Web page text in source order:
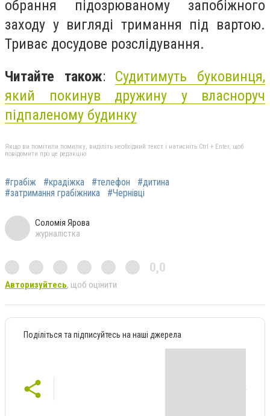
обрання підозрюваному запобіжного
заходу у вигляді тримання під вартою.
Триває досудове розслідування.
Читайте також: Судитимуть буковинця,
який покинув дружину у власноруч
підпаленому будинку
Якщо ви помітили помилку, виділіть необхідний текст і натисніть Ctrl + Enter, щоб
повідомити про це редакцію
#грабіж #крадіжка #телефон
#дитина
#затримання грабіжника
#Чернівці
Соломія Ярова
журналістка
0,0
Авторизуйтесь, щоб оцінити
Поділіться та підписуйтесь на наші джерела